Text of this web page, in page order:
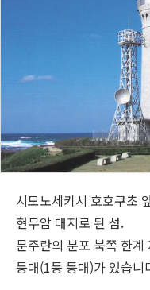
시모노세키시 호호쿠초
현무암 대지로 된 섬.
문주란의 분포 북쪽 한
등대(1등 등대)가 있습니